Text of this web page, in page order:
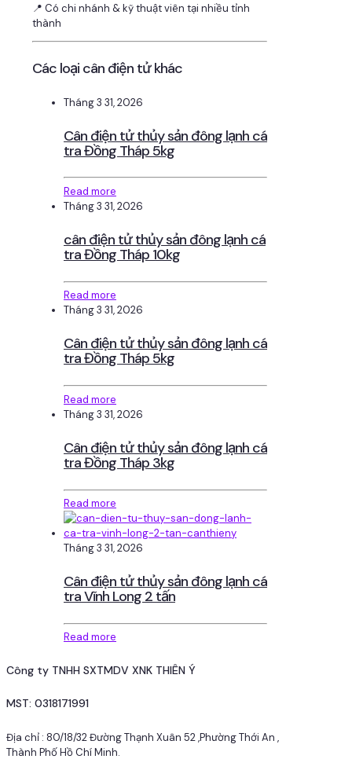
📍 Có chi nhánh & kỹ thuật viên tại nhiều tỉnh
thành
Các loại cân điện tử khác
Tháng 3 31, 2026
Cân điện tử thủy sản đông lạnh cá
tra Đồng Tháp 5kg
Read more
Tháng 3 31, 2026
cân điện tử thủy sản đông lạnh cá
tra Đồng Tháp 10kg
Read more
Tháng 3 31, 2026
Cân điện tử thủy sản đông lạnh cá
tra Đồng Tháp 5kg
Read more
Tháng 3 31, 2026
Cân điện tử thủy sản đông lạnh cá
tra Đồng Tháp 3kg
Read more
Tháng 3 31, 2026
Cân điện tử thủy sản đông lạnh cá
tra Vĩnh Long 2 tấn
Read more
Công ty TNHH SXTMDV XNK THIÊN Ý
MST: 0318171991
Địa chỉ : 80/18/32 Đường Thạnh Xuân 52 ,Phường Thới An ,
Thành Phố Hồ Chí Minh.